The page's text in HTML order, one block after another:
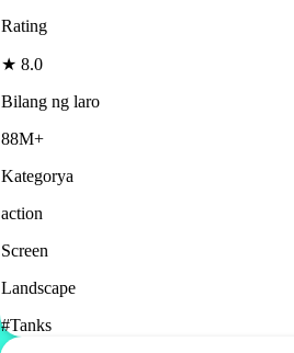
Rating
★ 8.0
Bilang ng laro
88M+
Kategorya
action
Screen
Landscape
#Tanks